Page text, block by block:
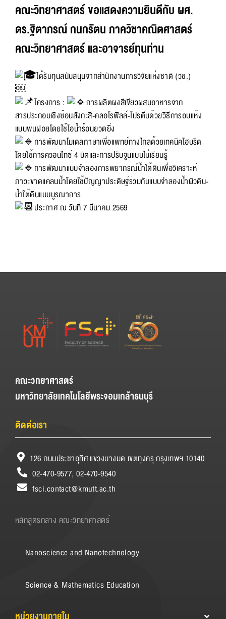
คณะวิทยาศาสตร์ ขอแสดงความยินดีกับ ผศ.
ดร.ฐิตาภรณ์ กนกรัตน ภาควิชาคณิตศาสตร์
คณะวิทยาศาสตร์ และอาจารย์ทุนท่าน
ได้รับทุนสนับสนุนจากสำนักงานการวิจัยแห่งชาติ (วช.)
￼
โครงการ :
การผลิตผงสีเขียวผสมอาหารจาก
สารประกอบเชิงซ้อนสังกะสี-คลอโรฟิลล์-โปรตีนด้วยวิธีการอบแห้ง
แบบพ่นฝอยโดยใช้ไอน้ำร้อนยวดยิ่ง
การพัฒนาโมเดลภาษาเพื่อแพทย์ทางไกลด้วยเทคนิคไฮบริด
โดยใช้การควอนไทซ์ 4 บิตและการปรับจูนแบบไม่เรียนรู้
การพัฒนาแบบจำลองการพยากรณ์น้ำใต้ดินเพื่อวิเคราะห์
ภาวะขาดแคลนน้ำโดยใช้ปัญญาประดิษฐ์ร่วมกับแบบจำลองน้ำผิวดิน-
น้ำใต้ดินแบบบูรณาการ
ประกาศ ณ วันที่ 7 มีนาคม 2569
คณะวิทยาศาสตร์
มหาวิทยาลัยเทคโนโลยีพระจอมเกล้าธนบุรี
ติดต่อเรา
126 ถนนประชาอุทิศ แขวงบางมด เขตทุ่งครุ กรุงเทพฯ 10140
02-470-9577, 02-470-9540
fsci.contact@kmutt.ac.th
หลักสูตรกลาง คณะวิทยาศาสตร์
Nanoscience and Nanotechnology
Science & Mathematics Education